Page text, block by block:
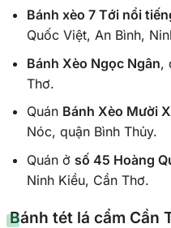
Bánh xèo 7 Tới nổi
Quốc Việt, An Bình,
Bánh Xèo Ngọc Ngân,
Thơ.
Quán Bánh Xèo Mười
Nóc, quận Bình Thủy.
Quán ở số 45 Hoàng
Ninh Kiều, Cần Thơ.
Bánh tét lá cẩm Cần